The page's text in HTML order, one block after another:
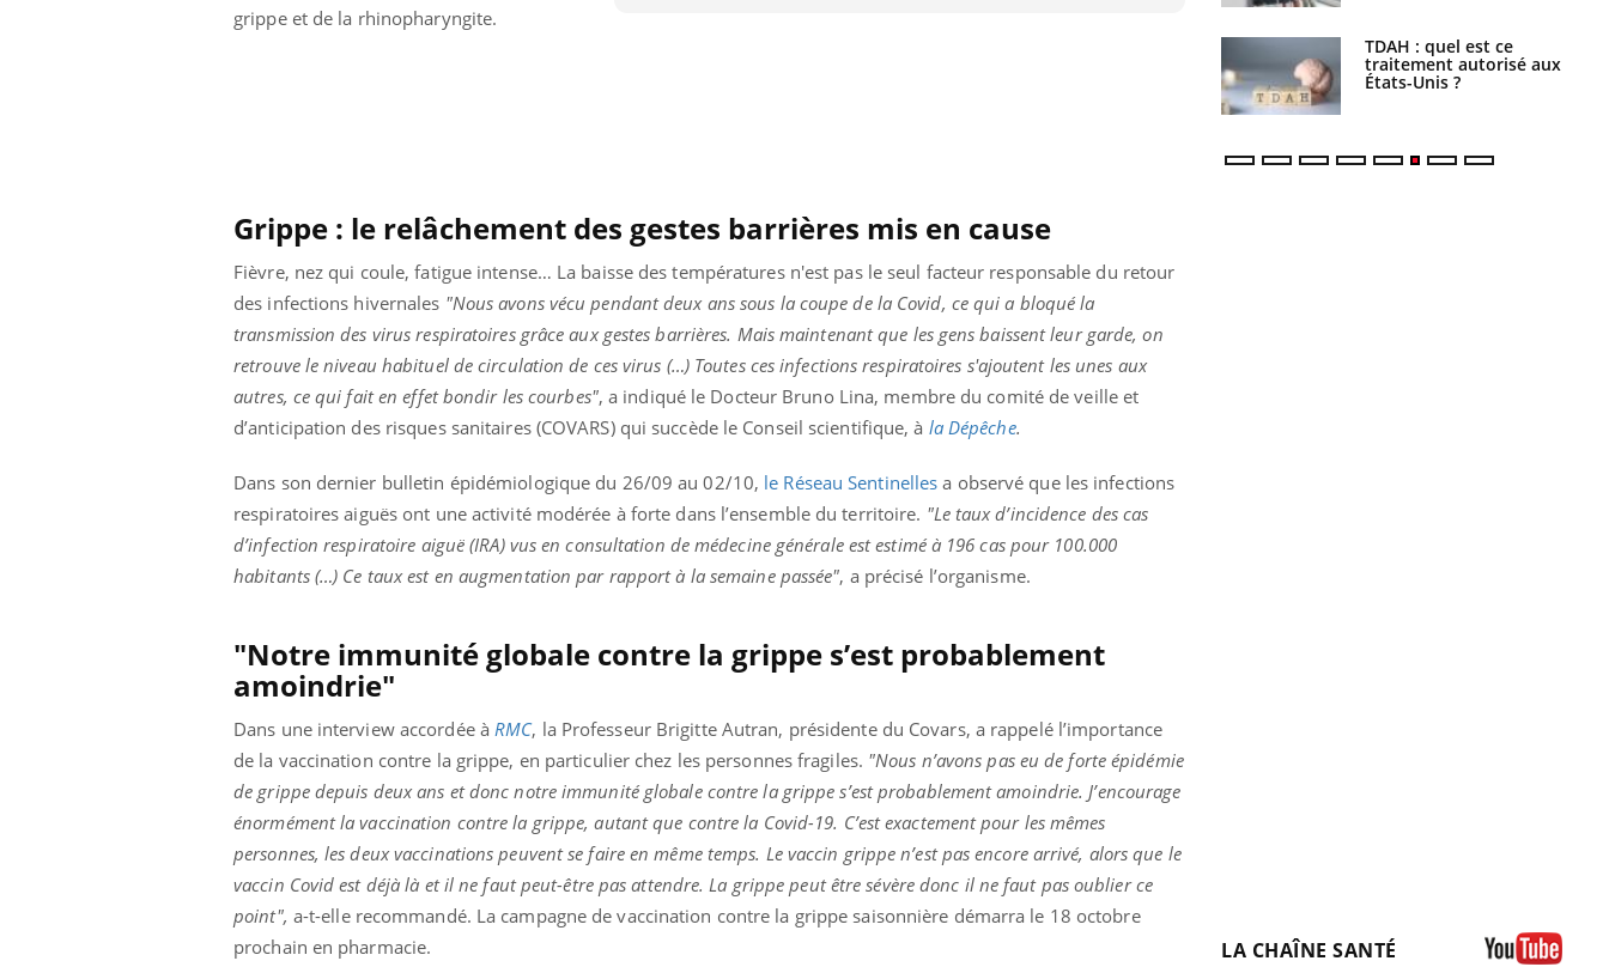
grippe et de la rhinopharyngite.
Grippe : le relâchement des gestes barrières mis en cause
Fièvre, nez qui coule, fatigue intense… La baisse des températures n'est pas le seul facteur responsable du retour
des infections hivernales "Nous avons vécu pendant deux ans sous la coupe de la Covid, ce qui a bloqué la
transmission des virus respiratoires grâce aux gestes barrières. Mais maintenant que les gens baissent leur garde, on
retrouve le niveau habituel de circulation de ces virus (…) Toutes ces infections respiratoires s'ajoutent les unes aux
autres, ce qui fait en effet bondir les courbes", a indiqué le Docteur Bruno Lina, membre du comité de veille et
d’anticipation des risques sanitaires (COVARS) qui succède le Conseil scientifique, à la Dépêche.
Dans son dernier bulletin épidémiologique du 26/09 au 02/10, le Réseau Sentinelles a observé que les infections
respiratoires aiguës ont une activité modérée à forte dans l’ensemble du territoire. "Le taux d’incidence des cas
d’infection respiratoire aiguë (IRA) vus en consultation de médecine générale est estimé à 196 cas pour 100.000
habitants (…) Ce taux est en augmentation par rapport à la semaine passée", a précisé l’organisme.
"Notre immunité globale contre la grippe s’est probablement
amoindrie"
Dans une interview accordée à RMC, la Professeur Brigitte Autran, présidente du Covars, a rappelé l’importance
de la vaccination contre la grippe, en particulier chez les personnes fragiles. "Nous n’avons pas eu de forte épidémie
de grippe depuis deux ans et donc notre immunité globale contre la grippe s’est probablement amoindrie. J’encourage
énormément la vaccination contre la grippe, autant que contre la Covid-19. C’est exactement pour les mêmes
personnes, les deux vaccinations peuvent se faire en même temps. Le vaccin grippe n’est pas encore arrivé, alors que le
vaccin Covid est déjà là et il ne faut peut-être pas attendre. La grippe peut être sévère donc il ne faut pas oublier ce
point", a-t-elle recommandé. La campagne de vaccination contre la grippe saisonnière démarra le 18 octobre
prochain en pharmacie.
TDAH : quel est ce
traitement autorisé aux
États-Unis ?
LA CHAÎNE SANTÉ